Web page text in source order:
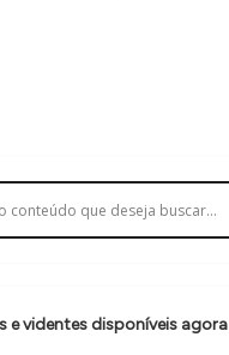
e videntes disponíveis agora